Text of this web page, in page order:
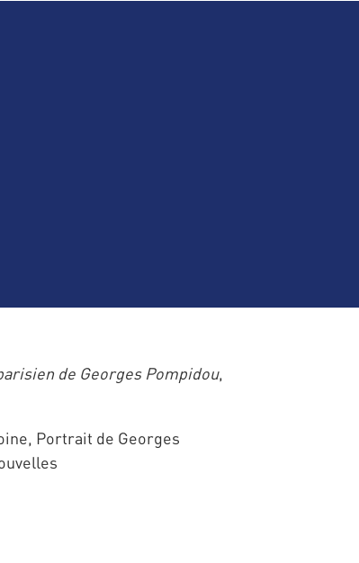
de Georges Pompidou,
Portrait de Georges